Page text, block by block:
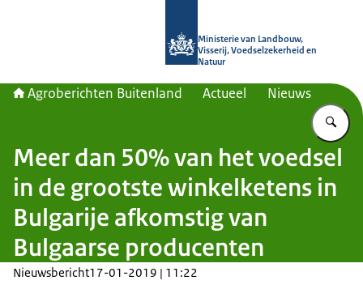
Ministerie van Landbouw,
Visserij, Voedselzekerheid en
Natuur
Agroberichten Buitenland Actueel Nieuws
Meer dan 50% van het voedsel
in de grootste winkelketens in
Bulgarije afkomstig van
Bulgaarse producenten
Nieuwsbericht17-01-2019 | 11:22